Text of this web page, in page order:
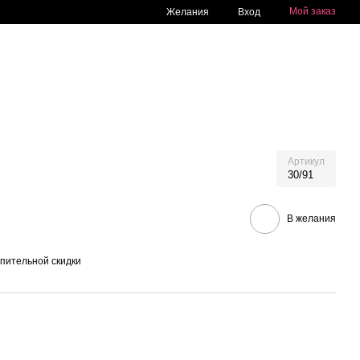
Желания Вход Мой заказ
Артикул
30/91
В желания
скидки